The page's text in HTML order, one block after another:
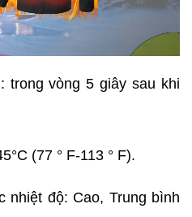
trong vòng 5 giây sau khi
(77 ° F-113 ° F).
nhiệt độ: Cao, Trung bình